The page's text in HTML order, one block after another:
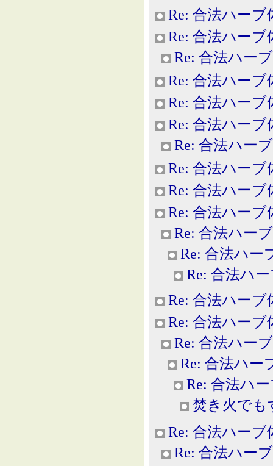
Re: 合法ハーブ
Re: 合法ハーブ
Re: 合法ハー
Re: 合法ハーブ
Re: 合法ハーブ
Re: 合法ハーブ
Re: 合法ハー
Re: 合法ハーブ
Re: 合法ハーブ
Re: 合法ハーブ
Re: 合法ハー
Re: 合法ハー
Re: 合法ハ
Re: 合法ハーブ
Re: 合法ハーブ
Re: 合法ハー
Re: 合法ハー
Re: 合法ハ
焚き火でも
Re: 合法ハーブ
Re: 合法ハー